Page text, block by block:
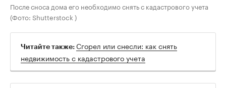
После сноса дома его необходимо снять с кадастрового учета
(Фото: Shutterstock )
Читайте также: Сгорел или снесли: как снять
недвижимость с кадастрового учета